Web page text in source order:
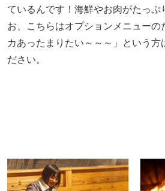
ているんです！海鮮やお肉がたっ
お、こちらはオプションメニュー
カあったまりたい～～～」という方
ださい。